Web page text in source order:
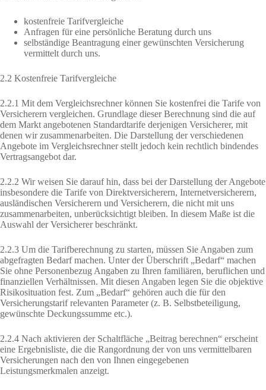
kostenfreie Tarifvergleiche
Anfragen für eine persönliche Beratung durch uns
selbständige Beantragung einer gewünschten Versicherung
vermittelt durch uns.
2.2 Kostenfreie Tarifvergleiche
2.2.1 Mit dem Vergleichsrechner können Sie kostenfrei die Tarife von
Versicherern vergleichen. Grundlage dieser Berechnung sind die auf
dem Markt angebotenen Standardtarife derjenigen Versicherer, mit
denen wir zusammenarbeiten. Die Darstellung der verschiedenen
Angebote im Vergleichsrechner stellt jedoch kein rechtlich bindendes
Vertragsangebot dar.
2.2.2 Wir weisen Sie darauf hin, dass bei der Darstellung der Angebote
insbesondere die Tarife von Direktversicherern, Internetversicherern,
ausländischen Versicherern und Versicherern, die nicht mit uns
zusammenarbeiten, unberücksichtigt bleiben. In diesem Maße ist die
Auswahl der Versicherer beschränkt.
2.2.3 Um die Tarifberechnung zu starten, müssen Sie Angaben zum
abgefragten Bedarf machen. Unter der Überschrift „Bedarf“ machen
Sie ohne Personenbezug Angaben zu Ihren familiären, beruflichen und
finanziellen Verhältnissen. Mit diesen Angaben legen Sie die objektive
Risikosituation fest. Zum „Bedarf“ gehören auch die für den
Versicherungstarif relevanten Parameter (z. B. Selbstbeteiligung,
gewünschte Deckungssumme etc.).
2.2.4 Nach aktivieren der Schaltfläche „Beitrag berechnen“ erscheint
eine Ergebnisliste, die die Rangordnung der von uns vermittelbaren
Versicherungen nach den von Ihnen eingegebenen
Leistungsmerkmalen anzeigt.